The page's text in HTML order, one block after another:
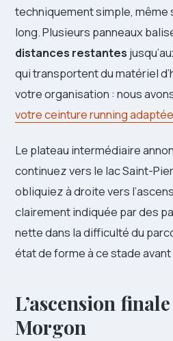
techniquement simple,
long. Plusieurs panneaux
distances restantes
qui transportent du matériel
votre organisation : nous
votre ceinture running
Le plateau intermédiaire
continuez vers le lac Saint-
obliquiez à droite vers
clairement indiquée par des
nette dans la difficulté du
état de forme à ce stade
L’ascension
Morgon